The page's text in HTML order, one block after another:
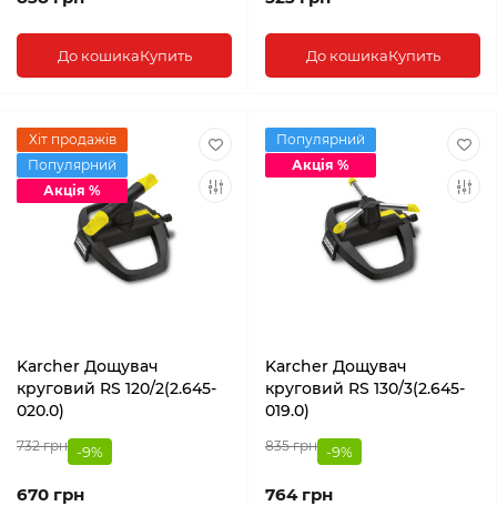
До кошикаКупить До кошикаКупить
Хіт продажів
Популярний
Акція %
Karcher Дощувач
круговий RS 120/2(2.645-
020.0)
732 грн -9%
670 грн
Популярний
Акція %
Karcher Дощувач
круговий RS 130/3(2.645-
019.0)
835 грн -9%
764 грн